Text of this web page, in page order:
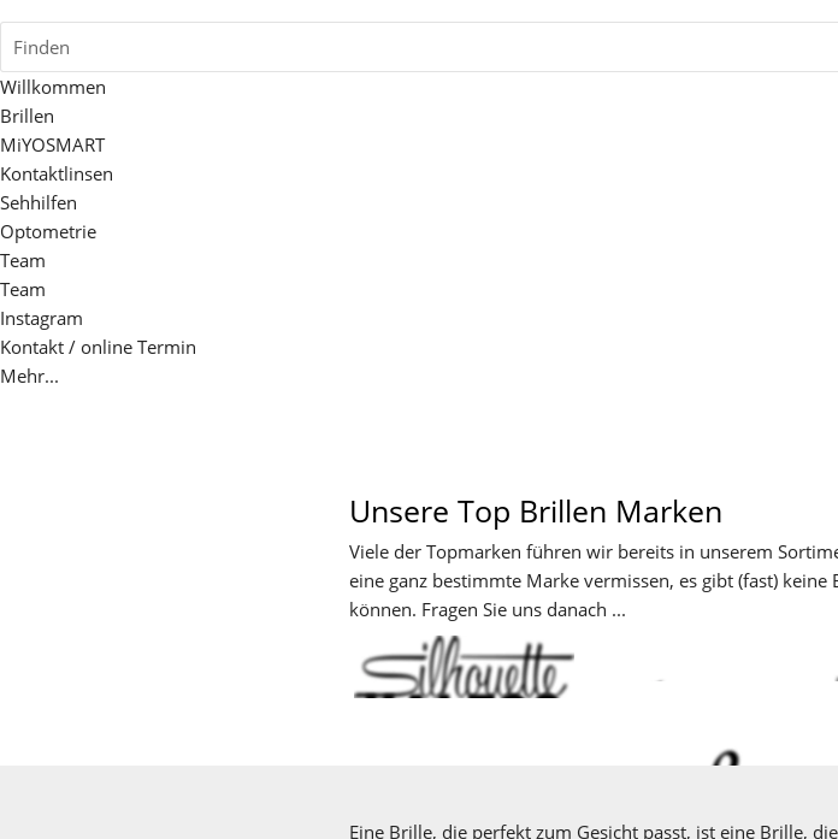
Finden
Willkommen
Brillen
MiYOSMART
Kontaktlinsen
Sehhilfen
Optometrie
Team
Team
Instagram
Kontakt / online Termin
Mehr...
Unsere Top Brillen Marken
Viele der Topmarken führen wir bereits in unserem
eine ganz bestimmte Marke vermissen, es gibt (fast)
können. Fragen Sie uns danach ...
Eine Brille, die perfekt zum Gesicht passt, ist eine Brille,